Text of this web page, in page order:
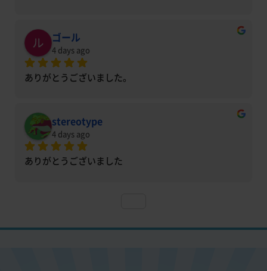
ゴール
4 days ago
ありがとうございました。
stereotype
4 days ago
ありがとうございました